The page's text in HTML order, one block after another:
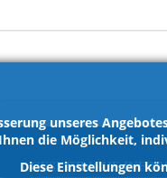
unseres
die Möglichkeit,
Diese Einstellungen
GESETZLICHE